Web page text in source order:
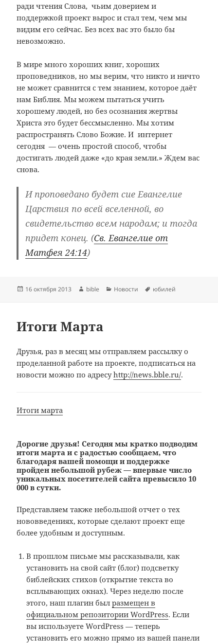
ради чтения Слова, чьим доверием и
поддержкой проект вырос и стал тем, чем мы
видим его сейчас. Без всех вас это было бы
невозможно.
В мире много хороших книг, хороших
проповедников, но мы верим, что никто и ничто
не может сравнится с тем знанием, которое даёт
нам Библия. Мы можем пытаться учить
хорошему людей, но без осознания жертвы
Христа это будет бессмысленно. Мы хотим
распространять Слово Божие. И интернет
сегодня — очень простой способ, чтобы
достигать людей даже «до края земли.» Ждем вас
снова.
И проповедано будет сие Евангелие
Царствия по всей вселенной, во
свидетельство всем народам; и тогда
придет конец. (Св. Евангелие от
Матфея 24:14)
Опубликовано
16 октября 2013 Автор
bible Рубрики
Новости Метки
юбилей
Итоги Марта
Друзья, раз в месяц мы отправляем рассылку о
проделанной работе на проекте, подписаться на
новости можно по адресуhttp://news.bble.ru/.
Итоги марта
Дорогие друзья! Сегодня мы кратко подводим
итоги марта и с радостью сообщаем, что
благодаря вашей помощи и поддержке
пройден небольшой рубеж — впервые число
уникальных посетителей сайта превысило 10
000 в сутки.
Представляем также небольшой отчет о тех
нововведениях, которые сделают проект еще
более удобным и доступным.
В прошлом письме мы рассказывали, как
установить на свой сайт (блог) подсветку
библейских стихов (открытие текста во
всплывающих окнах). Через неделю после
этого, наш плагин былразмещен в
официальном репозитории WordPress. Если
вы используете WordPress — теперь
установить его можно прямо из вашей панели